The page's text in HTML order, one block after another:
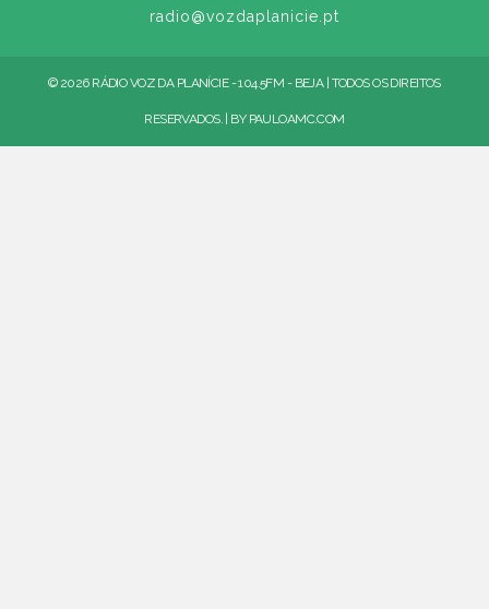
radio@vozdaplanicie.pt
© 2026 RÁDIO VOZ DA PLANÍCIE - 104.5FM - BEJA | TODOS OS DIREITOS
RESERVADOS. | BY PAULOAMC.COM